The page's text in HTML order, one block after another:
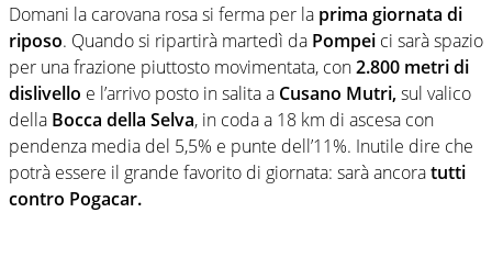
Domani la carovana rosa si ferma per la prima giornata di
riposo. Quando si ripartirà martedì da Pompei ci sarà spazio
per una frazione piuttosto movimentata, con2.800 metri di
dislivello e l’arrivo posto in salita a Cusano Mutri,sul valico
della Bocca della Selva, in coda a 18 km di ascesa con
pendenza media del 5,5% e punte dell’11%. Inutile dire che
potrà essere il grande favorito di giornata: sarà ancoratutti
contro Pogacar.